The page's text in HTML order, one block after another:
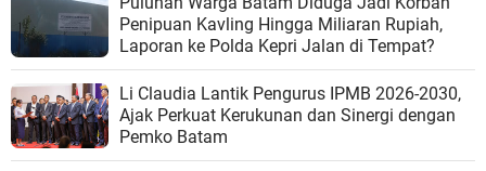
Penipuan Kavling Hingga Miliaran Rupiah,
Laporan ke Polda Kepri Jalan di Tempat?
Li Claudia Lantik Pengurus IPMB 2026-2030,
Ajak Perkuat Kerukunan dan Sinergi dengan
Pemko Batam